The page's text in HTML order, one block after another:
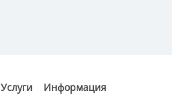
Услуги Информация